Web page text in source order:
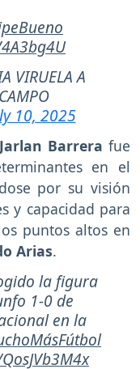
VIRUELA A
10, 2025
Jarlan Barrerafue
en el
por su visión
y capacidad para
puntos altos en
Arias.
la figura
1-0 de
en la